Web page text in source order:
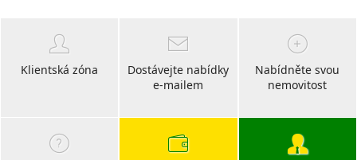
Klientská zóna
Dostávejte nabídky
e-mailem
Nabídněte svou
nemovitost